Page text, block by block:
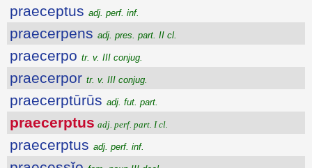
praeceptus adj. perf. inf.
praecerpens adj. pres. part. II cl.
praecerpo tr. v. III conjug.
praecerpor tr. v. III conjug.
praecerptūrūs adj. fut. part.
praecerptus adj. perf. part. I cl.
praecerptus adj. perf. inf.